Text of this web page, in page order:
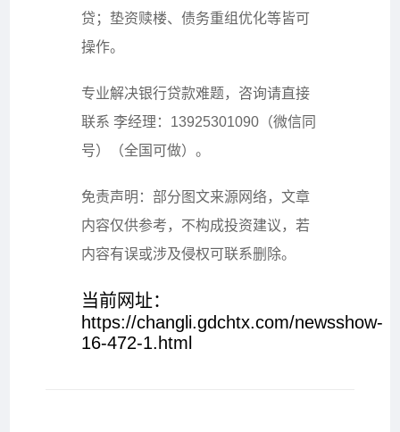
贷；垫资赎楼、债务重组优化等皆可
操作。
专业解决银行贷款难题，咨询请直接
联系 李经理 ： 13925301090 （微信同
号）（全国可做）。
免责声明：部分图文来源网络，文章
内容仅供参考，不构成投资建议，若
内容有误或涉及侵权可联系删除。
当前网址：
https://changli.gdchtx.com/newsshow-
16-472-1.html